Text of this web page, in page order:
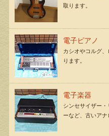
取ります。
電子ピアノ
カシオやコルグ
ります。
電子楽器
シンセサイザー
ーなど、古いア